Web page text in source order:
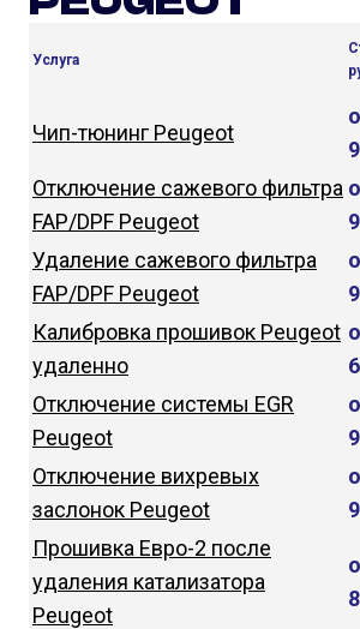
Услуга
Чип-тюнинг Peugeot
Отключение сажевого фильтра
FAP/DPF Peugeot
Удаление сажевого фильтра
FAP/DPF Peugeot
Калибровка прошивок Peugeot
удаленно
Отключение системы EGR
Peugeot
Отключение вихревых
заслонок Peugeot
Прошивка Евро-2 после
удаления катализатора
Peugeot